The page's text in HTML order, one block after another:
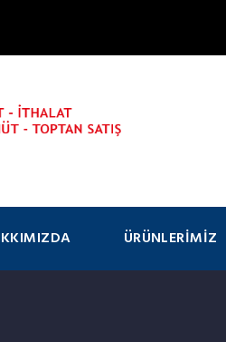
ÜRÜNLERIMIZ